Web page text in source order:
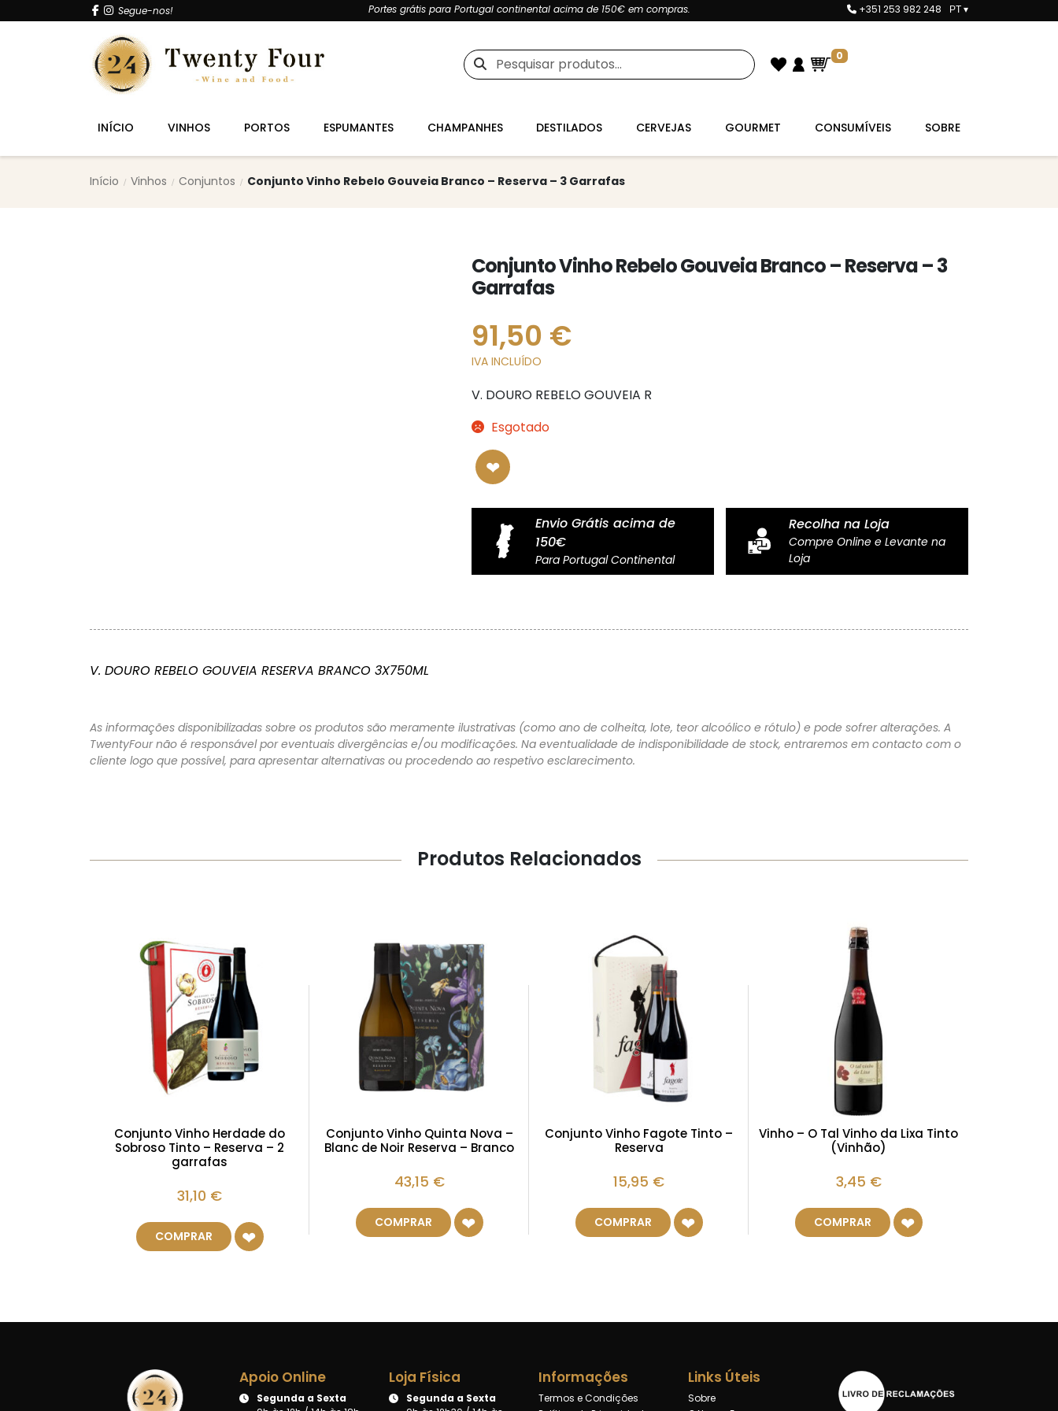
Segue-nos! Portes grátis para Portugal continental acima de 150€ em compras. +351 253 982 248 PT ▾
Pesquisar
por:
0
INÍCIO VINHOS PORTOS ESPUMANTES CHAMPANHES DESTILADOS CERVEJAS GOURMET CONSUMÍVEIS SOBRE
Início Vinhos Conjuntos Conjunto Vinho Rebelo Gouveia Branco – Reserva – 3 Garrafas
Conjunto Vinho Rebelo Gouveia Branco – Reserva – 3
Garrafas
91,50 €
IVA INCLUÍDO
V. DOURO REBELO GOUVEIA R
Esgotado
Envio Grátis acima de
150€
Para Portugal Continental
Recolha na Loja
Compre Online e Levante na
Loja
V. DOURO REBELO GOUVEIA RESERVA BRANCO 3X750ML
As informações disponibilizadas sobre os produtos são meramente ilustrativas (como ano de colheita, lote, teor alcoólico e rótulo) e pode sofrer alterações. A
TwentyFour não é responsável por eventuais divergências e/ou modificações. Na eventualidade de indisponibilidade de stock, entraremos em contacto com o
cliente logo que possível, para apresentar alternativas ou procedendo ao respetivo esclarecimento.
Produtos Relacionados
Conjunto Vinho Herdade do
Sobroso Tinto – Reserva – 2
garrafas
31,10 €
COMPRAR
Conjunto Vinho Quinta Nova –
Blanc de Noir Reserva – Branco
43,15 €
COMPRAR
Conjunto Vinho Fagote Tinto –
Reserva
15,95 €
COMPRAR
Vinho – O Tal Vinho da Lixa Tinto
(Vinhão)
3,45 €
COMPRAR
Apoio Online
Segunda a Sexta
Loja Física
Segunda a Sexta
Informações
Termos e Condições
Links Úteis
Sobre